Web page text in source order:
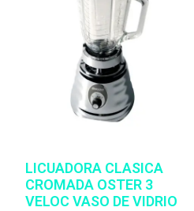
LICUADORA CLASICA
CROMADA OSTER 3
VELOC VASO DE VIDRIO